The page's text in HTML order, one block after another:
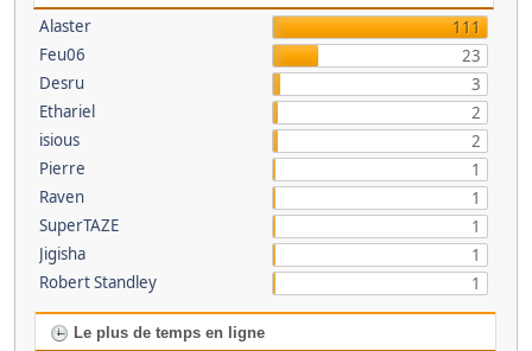
Alaster
111
Feu06
23
Desru
3
Ethariel
2
isious
2
Pierre
1
Raven
1
SuperTAZE
1
Jigisha
1
Robert Standley
1
Le plus de temps en ligne